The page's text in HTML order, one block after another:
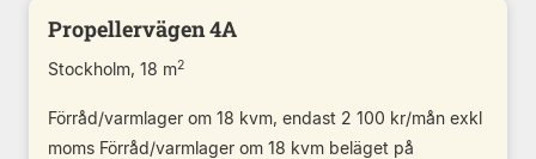
Propellervägen 4A
Stockholm, 18 m2
Förråd/varmlager om 18 kvm, endast 2 100 kr/mån exkl
moms Förråd/varmlager om 18 kvm beläget på